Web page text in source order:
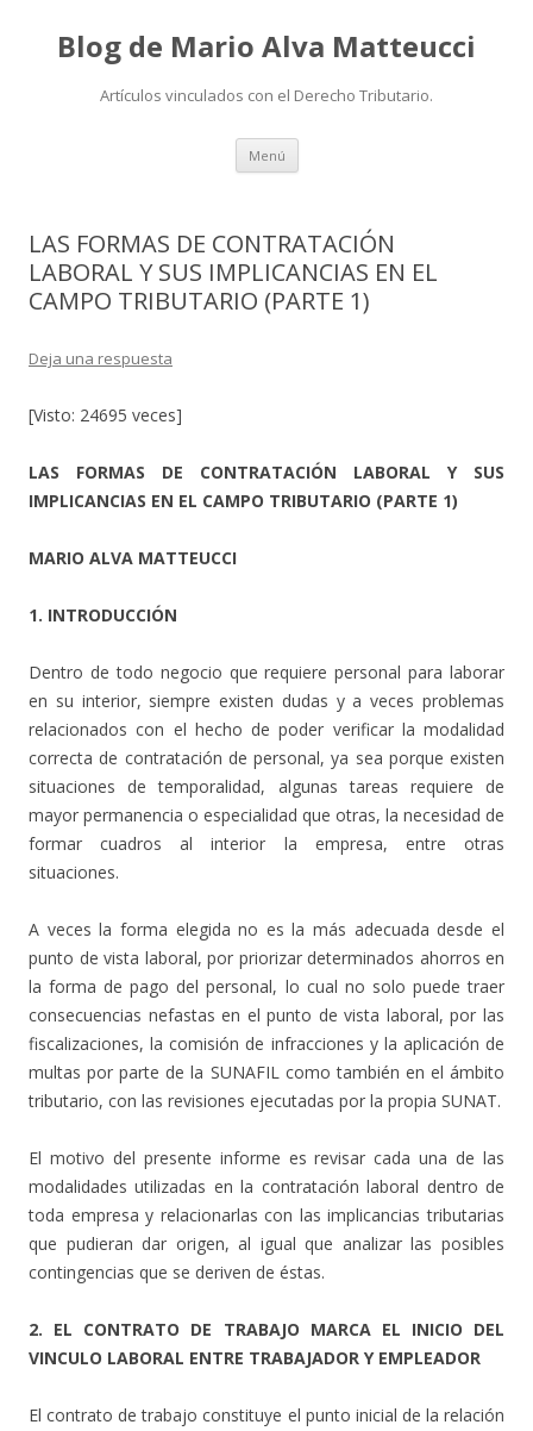
Blog de Mario Alva Matteucci
Artículos vinculados con el Derecho Tributario.
Menú Ir
contenido
LAS FORMAS DE CONTRATACIÓN
LABORAL Y SUS IMPLICANCIAS EN EL
CAMPO TRIBUTARIO (PARTE 1)
Deja una respuesta
[Visto: 24695 veces]
LAS FORMAS DE CONTRATACIÓN LABORAL Y SUS
IMPLICANCIAS EN EL CAMPO TRIBUTARIO (PARTE 1)
MARIO ALVA MATTEUCCI
1. INTRODUCCIÓN
Dentro de todo negocio que requiere personal para laborar
en su interior, siempre existen dudas y a veces problemas
relacionados con el hecho de poder verificar la modalidad
correcta de contratación de personal, ya sea porque existen
situaciones de temporalidad, algunas tareas requiere de
mayor permanencia o especialidad que otras, la necesidad de
formar cuadros al interior la empresa, entre otras
situaciones.
A veces la forma elegida no es la más adecuada desde el
punto de vista laboral, por priorizar determinados ahorros en
la forma de pago del personal, lo cual no solo puede traer
consecuencias nefastas en el punto de vista laboral, por las
fiscalizaciones, la comisión de infracciones y la aplicación de
multas por parte de la SUNAFIL como también en el ámbito
tributario, con las revisiones ejecutadas por la propia SUNAT.
El motivo del presente informe es revisar cada una de las
modalidades utilizadas en la contratación laboral dentro de
toda empresa y relacionarlas con las implicancias tributarias
que pudieran dar origen, al igual que analizar las posibles
contingencias que se deriven de éstas.
2. EL CONTRATO DE TRABAJO MARCA EL INICIO DEL
VINCULO LABORAL ENTRE TRABAJADOR Y EMPLEADOR
El contrato de trabajo constituye el punto inicial de la relación